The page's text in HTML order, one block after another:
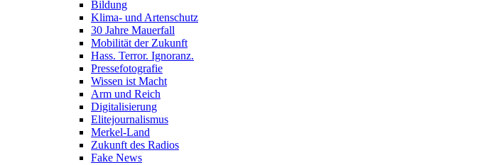
Bildung
Klima- und Artenschutz
30 Jahre Mauerfall
Mobilität der Zukunft
Hass. Terror. Ignoranz.
Pressefotografie
Wissen ist Macht
Arm und Reich
Digitalisierung
Elitejournalismus
Merkel-Land
Zukunft des Radios
Fake News